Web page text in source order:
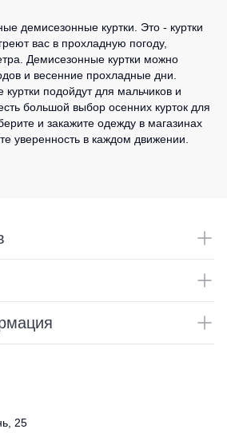
демисезонные куртки. Это - куртки
вас в прохладную погоду,
Демисезонные куртки можно
и весенние прохладные дни.
подойдут для мальчиков и
большой выбор осенних курток для
и закажите одежду в магазинах
уверенность в каждом движении.
25